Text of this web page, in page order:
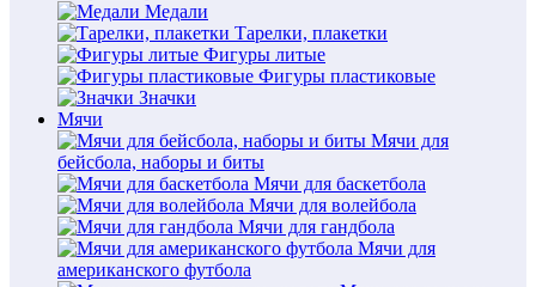
Медали
Тарелки, плакетки
Фигуры литые
Фигуры пластиковые
Значки
Мячи
Мячи для
бейсбола, наборы и биты
Мячи для баскетбола
Мячи для волейбола
Мячи для гандбола
Мячи для
американского футбола